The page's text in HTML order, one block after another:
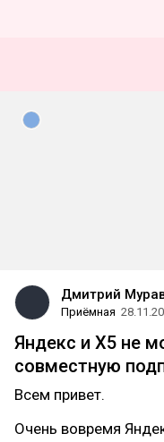
Дмитрий
Приёмная
Яндекс и X5 не
совместную
Всем привет.
Очень вовремя